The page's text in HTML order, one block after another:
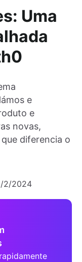
Uma
e
e
novas,
diferencia o
2/2024